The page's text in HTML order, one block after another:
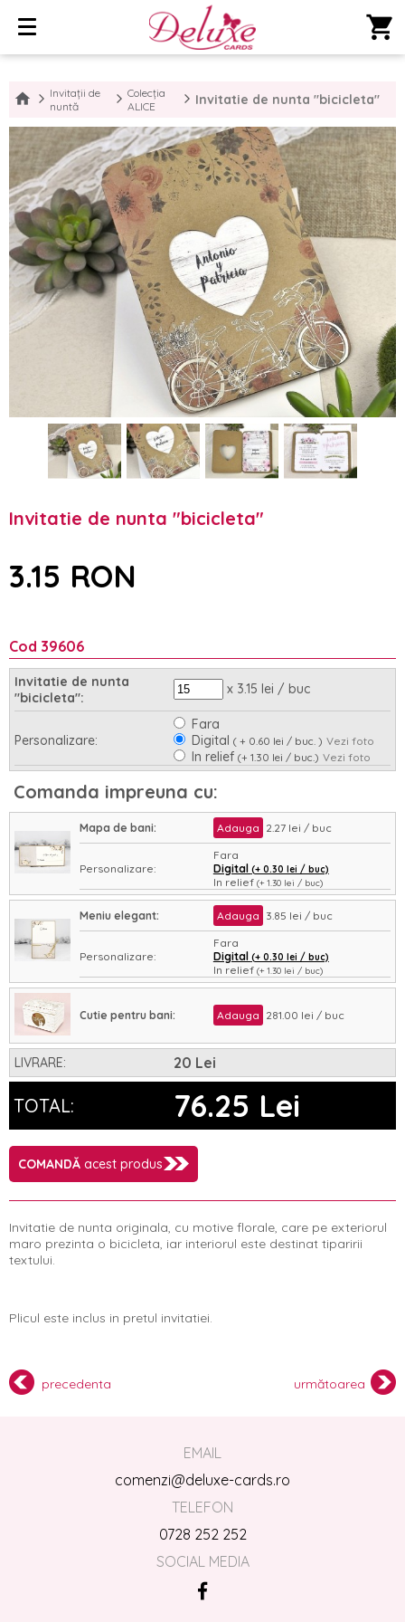
shopping_cart
Invitații de
nuntă
Colecția
ALICE
Invitatie de nunta "bicicleta"
Invitatie de nunta "bicicleta"
3.15 RON
Cod 39606
Invitatie de nunta
"bicicleta":
x 3.15 lei / buc
Personalizare:
Fara
Digital( + 0.60 lei / buc. ) Vezi foto
In relief(+ 1.30 lei / buc.) Vezi foto
Asamblare: Nu Da(+ 0.95 lei / buc.)
Comanda impreuna cu:
Mapa de bani: Adauga 2.27 lei / buc
Personalizare:
Fara
Digital (+ 0.30 lei / buc)
In relief (+ 1.30 lei / buc)
Asamblare: Nu Da(+ 0.35 lei / buc)
Meniu elegant: Adauga 3.85 lei / buc
Personalizare:
Fara
Digital (+ 0.30 lei / buc)
In relief (+ 1.30 lei / buc)
Asamblare: Nu Da(+ 0.35 lei / buc)
Cutie pentru bani: Adauga 281.00 lei / buc
LIVRARE: 20 Lei
TOTAL: 76.25 Lei
COMANDĂ acest produs
Invitatie de nunta originala, cu motive florale, care pe exteriorul
maro prezinta o bicicleta, iar interiorul este destinat tiparirii
textului.
Plicul este inclus in pretul invitatiei.
precedenta următoarea
EMAIL
comenzi@deluxe-cards.ro
TELEFON
0728 252 252
SOCIAL MEDIA